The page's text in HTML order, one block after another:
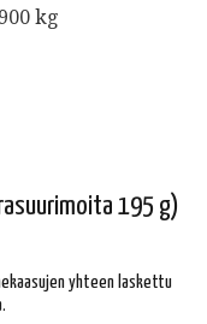
kg
195 g)
yhteen laskettu